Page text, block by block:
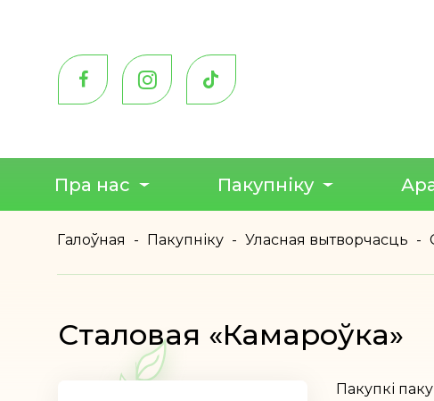
Пра нас Пакупніку
Галоўная - Пакупніку - Уласная вытворчасць -
Сталовая «Камароўка»
Пакупкі